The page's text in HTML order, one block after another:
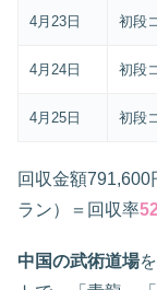
4月23日 初段
4月24日 初段
4月25日 初段
回収金額
ラン）＝回収率
中国の武術道場